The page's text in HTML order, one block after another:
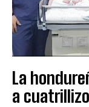
La
a